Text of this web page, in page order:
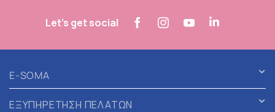
Let's get social
E-SOMA
ΕΞΥΠΗΡΕΤΗΣΗ ΠΕΛΑΤΩΝ